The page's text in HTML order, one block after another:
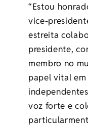
“Estou
vice-
estreita
presidente,
membro no
papel vital
voz forte e